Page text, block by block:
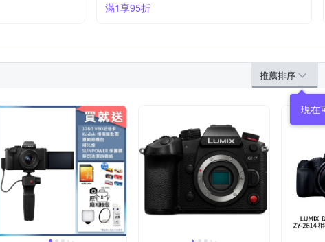
滿1享95折
推薦排序